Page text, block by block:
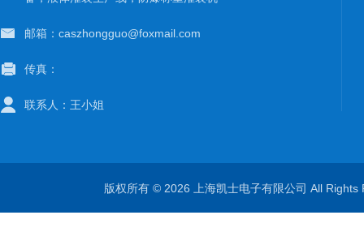
邮箱：caszhongguo@foxmail.com
传真：
联系人：王小姐
版权所有 © 2026 上海凯士电子有限公司 All